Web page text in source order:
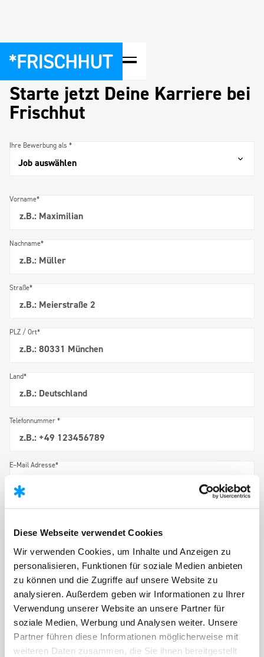
Diese Webseite verwendet Cookies
Wir verwenden Cookies, um Inhalte und Anzeigen zu
personalisieren, Funktionen für soziale Medien anbieten
zu können und die Zugriffe auf unsere Website zu
analysieren. Außerdem geben wir Informationen zu Ihrer
Verwendung unserer Website an unsere Partner für
soziale Medien, Werbung und Analysen weiter. Unsere
Partner führen diese Informationen möglicherweise mit
weiteren Daten zusammen, die Sie ihnen bereitgestellt
Starte jetzt Deine Karriere bei
Frischhut
Ihre Bewerbung als *
Vorname*
Nachname*
Straße*
PLZ / Ort*
Land*
Telefonnummer *
E–Mail Adresse*
Ihre Ausbildung *